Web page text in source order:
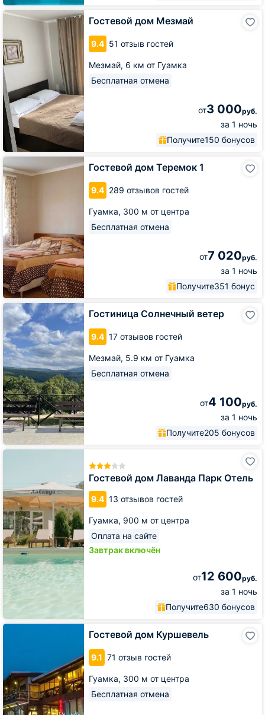
Гостевой дом Мезмай
9.4 51 отзыв гостей
Мезмай, 6 км от Гуамка
Бесплатная отмена
от3 000руб.
за 1 ночь
Получите150 бонусов
Гостевой
Гостевой дом Теремок 1
9.4 289 отзывов гостей
Гуамка, 300 м от центра
Бесплатная отмена
от7 020руб.
за 1 ночь
Получите351 бонус
Гостевой
дом
Теремок
1
Гостиница Солнечный ветер
9.4 17 отзывов гостей
Мезмай, 5.9 км от Гуамка
Бесплатная отмена
от4 100руб.
за 1 ночь
Получите205 бонусов
Гостиница
Солнечный
ветер
Гостевой дом Лаванда Парк Отель
9.4 13 отзывов гостей
Гуамка, 900 м от центра
Оплата на сайте
Завтрак включён
от12 600руб.
за 1 ночь
Получите630 бонусов
Гостевой
Отель
Гостевой дом Куршевель
9.1 71 отзыв гостей
Гуамка, 300 м от центра
Бесплатная отмена
Гостевой